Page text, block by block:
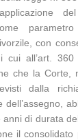
con
cui all’art.
che la Corte,
dalla
dell’assegno,
anni di durata
il